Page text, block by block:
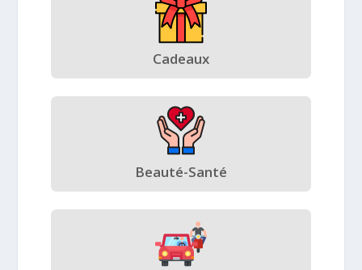
Cadeaux
Beauté-Santé